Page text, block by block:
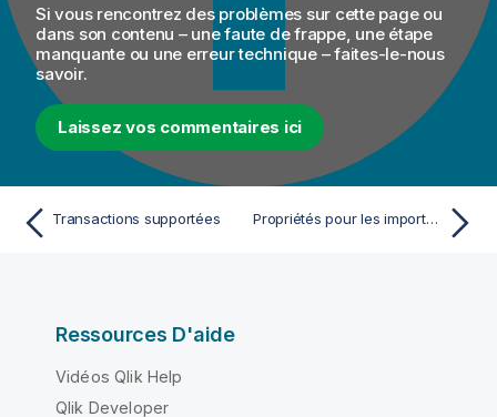
Si vous rencontrez des problèmes sur cette page ou
dans son contenu – une faute de frappe, une étape
manquante ou une erreur technique – faites-le-nous
savoir.
Laissez vos commentaires ici
Transactions supportées Propriétés pour les imports COBOL
Ressources D'aide
Vidéos Qlik Help
Qlik Developer